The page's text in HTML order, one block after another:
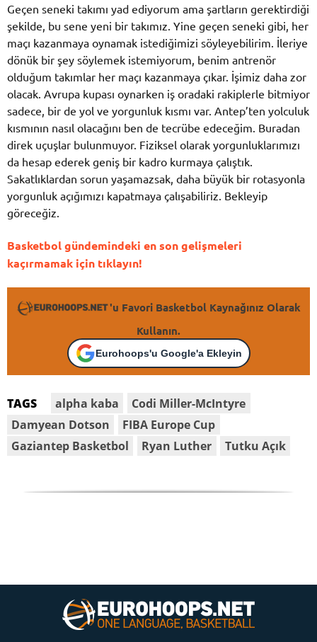
Geçen seneki takımı yad ediyorum ama şartların gerektirdiği
şekilde, bu sene yeni bir takımız. Yine geçen seneki gibi, her
maçı kazanmaya oynamak istediğimizi söyleyebilirim. İleriye
dönük bir şey söylemek istemiyorum, benim antrenör
olduğum takımlar her maçı kazanmaya çıkar. İşimiz daha zor
olacak. Avrupa kupası oynarken iş oradaki rakiplerle bitmiyor
sadece, bir de yol ve yorgunluk kısmı var. Antep’ten yolculuk
kısmının nasıl olacağını ben de tecrübe edeceğim. Buradan
direk uçuşlar bulunmuyor. Fiziksel olarak yorgunluklarımızı
da hesap ederek geniş bir kadro kurmaya çalıştık.
Sakatlıklardan sorun yaşamazsak, daha büyük bir rotasyonla
yorgunluk açığımızı kapatmaya çalışabiliriz. Bekleyip
göreceğiz.
Basketbol gündemindeki en son gelişmeleri
kaçırmamak için tıklayın!
'u Favori Basketbol Kaynağınız Olarak
Kullanın.
Eurohoops'u Google'a Ekleyin
TAGS alpha kaba
Codi Miller-McIntyre
Damyean Dotson
FIBA Europe Cup
Gaziantep Basketbol
Ryan Luther Tutku Açık